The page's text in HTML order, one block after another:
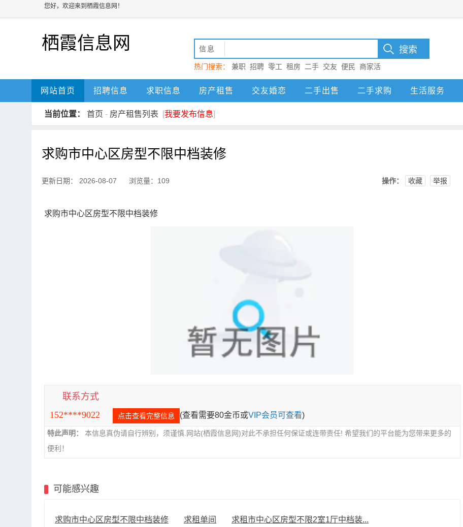
您好，欢迎来到栖霞信息网！
栖霞信息网 信息
热门搜索： 兼职 招聘 零工 租房 二手 交友 便民
商家活
动 栖霞
网站首页 招聘信息 求职信息 房产租售 交友婚恋 二手出售 二手求购 生活服务
当前位置： 首页 - 房产租售列表 [我要发布信息]
求购市中心区房型不限中档装修
更新日期： 2026-08-07 浏览量：109 操作： 收藏 举报
求购市中心区房型不限中档装修
联系方式
152****9022
点击查看完整信息 (查看需要80金币或VIP会员可查看)
特此声明：
本信息真伪请自行辨别，须谨慎.网站(栖霞信息网)对此不承担任何保证或连带责任! 希望我们的平台能为您带来更多的
便利！
可能感兴趣
求购市中心区房型不限中档装修 求租单间 求租市中心区房型不限2室1厅中档装...